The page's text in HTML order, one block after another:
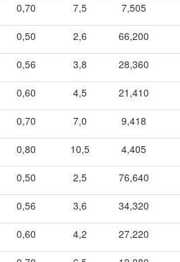
0,70 7,5 7,505
0,50 2,6 66,200
0,56 3,8 28,360
0,60 4,5 21,410
0,70 7,0 9,418
0,80 10,5 4,405
0,50 2,5 76,640
0,56 3,6 34,320
0,60 4,2 27,220